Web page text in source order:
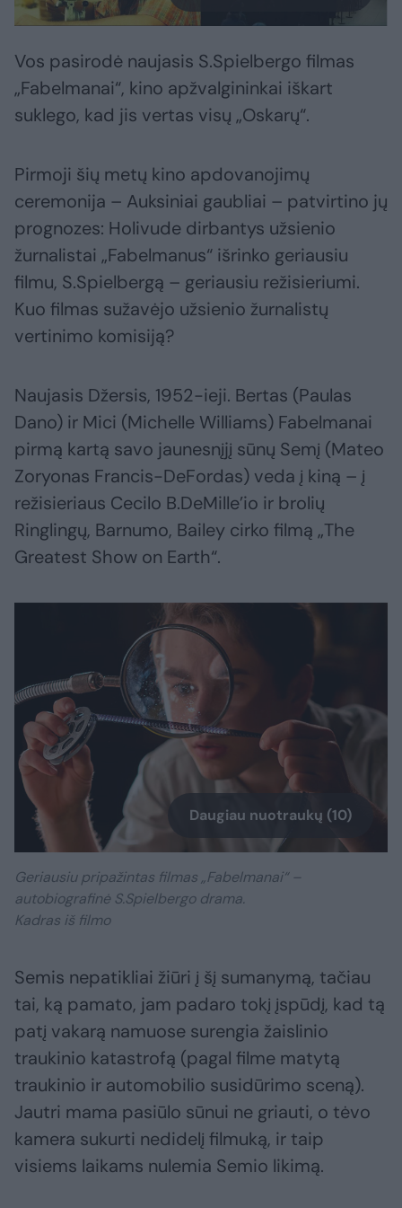
Vos pasirodė naujasis S.Spielbergo filmas
„Fabelmanai“, kino apžvalgininkai iškart
suklego, kad jis vertas visų „Oskarų“.
Pirmoji šių metų kino apdovanojimų
ceremonija – Auksiniai gaubliai – patvirtino jų
prognozes: Holivude dirbantys užsienio
žurnalistai „Fabelmanus“ išrinko geriausiu
filmu, S.Spielbergą – geriausiu režisieriumi.
Kuo filmas sužavėjo užsienio žurnalistų
vertinimo komisiją?
Naujasis Džersis, 1952-ieji. Bertas (Paulas
Dano) ir Mici (Michelle Williams) Fabelmanai
pirmą kartą savo jaunesnįjį sūnų Semį (Mateo
Zoryonas Francis-DeFordas) veda į kiną – į
režisieriaus Cecilo B.DeMille’io ir brolių
Ringlingų, Barnumo, Bailey cirko filmą „The
Greatest Show on Earth“.
Daugiau nuotraukų (10)
Geriausiu pripažintas filmas „Fabelmanai“ –
autobiografinė S.Spielbergo drama.
Kadras iš filmo
Semis nepatikliai žiūri į šį sumanymą, tačiau
tai, ką pamato, jam padaro tokį įspūdį, kad tą
patį vakarą namuose surengia žaislinio
traukinio katastrofą (pagal filme matytą
traukinio ir automobilio susidūrimo sceną).
Jautri mama pasiūlo sūnui ne griauti, o tėvo
kamera sukurti nedidelį filmuką, ir taip
visiems laikams nulemia Semio likimą.